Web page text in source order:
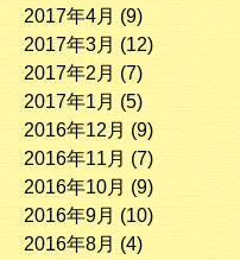
2017年4月 (9)
2017年3月 (12)
2017年2月 (7)
2017年1月 (5)
2016年12月 (9)
2016年11月 (7)
2016年10月 (9)
2016年9月 (10)
2016年8月 (4)